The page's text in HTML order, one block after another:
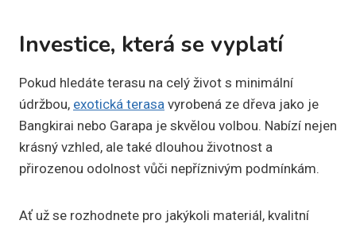
Investice, která se vyplatí
Pokud hledáte terasu na celý život s minimální
údržbou, exotická terasa vyrobená ze dřeva jako je
Bangkirai nebo Garapa je skvělou volbou. Nabízí nejen
krásný vzhled, ale také dlouhou životnost a
přirozenou odolnost vůči nepříznivým podmínkám.
Ať už se rozhodnete pro jakýkoli materiál, kvalitní